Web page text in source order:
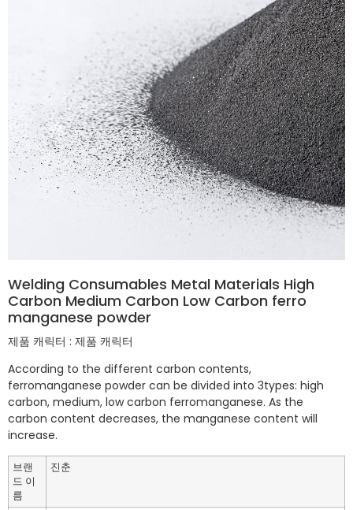
Welding Consumables Metal Materials High
Carbon Medium Carbon Low Carbon ferro
manganese powder
제품 캐릭터 : 제품 캐릭터
According to the different carbon contents,
ferromanganese powder can be divided into 3types: high
carbon, medium, low carbon ferromanganese. As the
carbon content decreases, the manganese content will
increase.
브랜
드 이
름
진춘